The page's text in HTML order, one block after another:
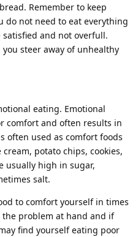
Remember to keep
do not need to eat everything
and not overfull.
steer away of unhealthy
eating. Emotional
comfort and often results in
often used as comfort foods
potato chips, cookies,
usually high in sugar,
salt.
to comfort yourself in times
the problem at hand and if
find yourself eating poor